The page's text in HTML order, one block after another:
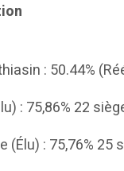
: 50.44%
: 75,86% 22
(Élu) : 75,76% 25